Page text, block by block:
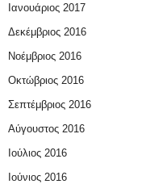
Ιανουάριος 2017
Δεκέμβριος 2016
Νοέμβριος 2016
Οκτώβριος 2016
Σεπτέμβριος 2016
Αύγουστος 2016
Ιούλιος 2016
Ιούνιος 2016